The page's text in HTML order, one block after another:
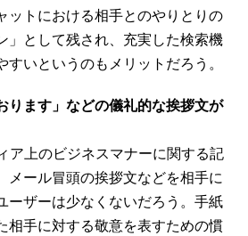
ットにおける相手とのやりとりの
」として残され、充実した検索機
すいというのもメリットだろう。
ります」などの儀礼的な挨拶文が
ア上のビジネスマナーに関する記
メール冒頭の挨拶文などを相手に
ーザーは少なくないだろう。手紙
相手に対する敬意を表すための慣